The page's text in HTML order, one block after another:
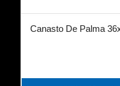
Canasto De Palma